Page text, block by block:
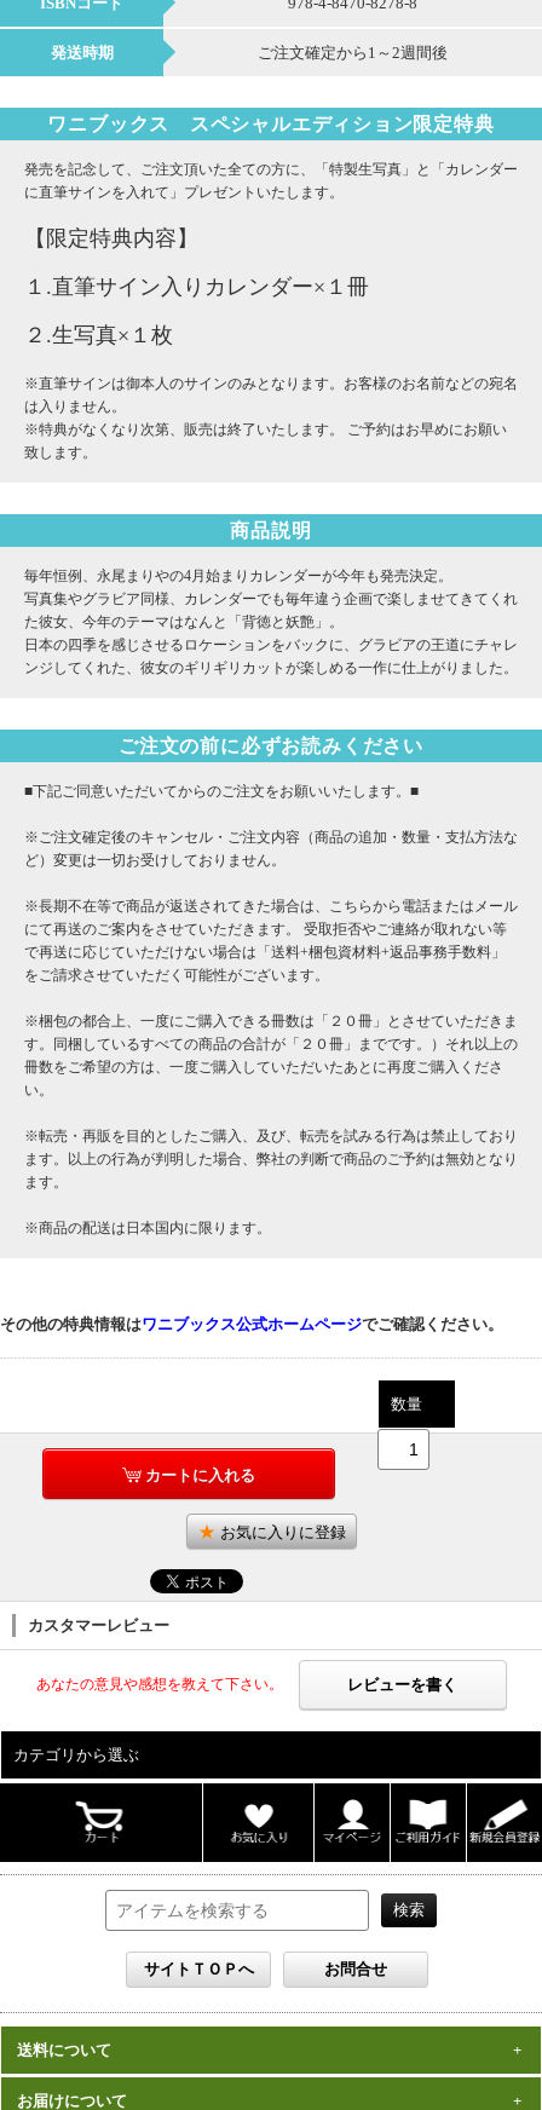
発送時期 ご注文確定から1～2週間後
ワニブックス スペシャルエディション限定特典
発売を記念して、ご注文頂いた全ての方に、「特製生写真」と「カレンダー
に直筆サインを入れて」プレゼントいたします。
【限定特典内容】
１.直筆サイン入りカレンダー×１冊
２.生写真×１枚
※直筆サインは御本人のサインのみとなります。お客様のお名前などの宛名
は入りません。
※特典がなくなり次第、販売は終了いたします。 ご予約はお早めにお願い
致します。
商品説明
毎年恒例、永尾まりやの4月始まりカレンダーが今年も発売決定。
写真集やグラビア同様、カレンダーでも毎年違う企画で楽しませてきてくれ
た彼女、今年のテーマはなんと「背徳と妖艶」。
日本の四季を感じさせるロケーションをバックに、グラビアの王道にチャレ
ンジしてくれた、彼女のギリギリカットが楽しめる一作に仕上がりました。
ご注文の前に必ずお読みください
■下記ご同意いただいてからのご注文をお願いいたします。■
※ご注文確定後のキャンセル・ご注文内容（商品の追加・数量・支払方法な
ど）変更は一切お受けしておりません。
※長期不在等で商品が返送されてきた場合は、こちらから電話またはメール
にて再送のご案内をさせていただきます。 受取拒否やご連絡が取れない等
で再送に応じていただけない場合は「送料+梱包資材料+返品事務手数料」
をご請求させていただく可能性がございます。
※梱包の都合上、一度にご購入できる冊数は「２０冊」とさせていただきま
す。同梱しているすべての商品の合計が「２０冊」までです。）それ以上の
冊数をご希望の方は、一度ご購入していただいたあとに再度ご購入くださ
い。
※転売・再販を目的としたご購入、及び、転売を試みる行為は禁止しており
ます。以上の行為が判明した場合、弊社の判断で商品のご予約は無効となり
ます。
※商品の配送は日本国内に限ります。
その他の特典情報はワニブックス公式ホームページでご確認ください。
数量
カートに入れる
お気に入りに登録
カスタマーレビュー
あなたの意見や感想を教えて下さい。 レビューを書く
カテゴリから選ぶ
女性写真集
セット
送料について
数量、価格に関わらず
お届けについて